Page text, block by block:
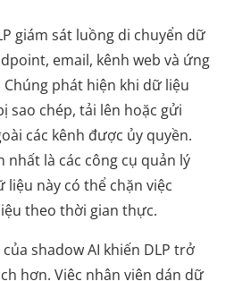
giám sát luồng di chuyển dữ
email, kênh web và ứng
Chúng phát hiện khi dữ liệu
sao chép, tải lên hoặc gửi
các kênh được ủy quyền.
nhất là các công cụ quản lý
liệu này có thể chặn việc
theo thời gian thực.
shadow AI khiến DLP trở
hơn. Việc nhân viên dán dữ